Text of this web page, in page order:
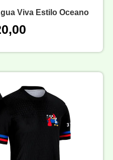
Viva Estilo Oceano